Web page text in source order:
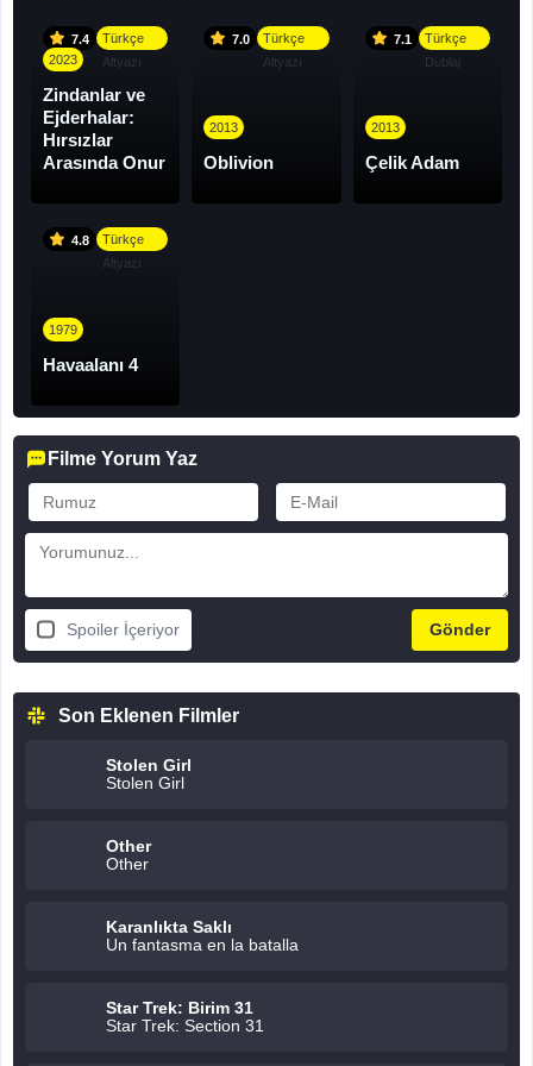
7.4
Türkçe
Altyazı
2023
Zindanlar ve
Ejderhalar:
Hırsızlar
Arasında Onur
7.0
Türkçe
Altyazı
2013
Oblivion
7.1
Türkçe
Dublaj
2013
Çelik Adam
4.8
Türkçe
Altyazı
1979
Havaalanı 4
Filme Yorum Yaz
Spoiler İçeriyor
Son Eklenen Filmler
Stolen Girl
Stolen Girl
Other
Other
Karanlıkta Saklı
Un fantasma en la batalla
Star Trek: Birim 31
Star Trek: Section 31